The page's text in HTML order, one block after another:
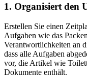
1. Organisiert den
Erstellen Sie einen
Aufgaben wie das
Verantwortlichkeiten an
dass alle Aufgaben
vor, die Artikel wie
Dokumente enthält.